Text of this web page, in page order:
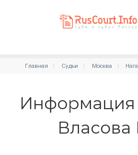
Главная Судьи Москва
Информация
Власова